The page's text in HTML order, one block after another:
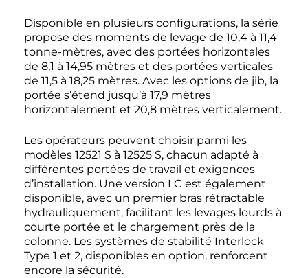
Disponible en plusieurs configurations, la série
propose des moments de levage de 10,4 à 11,4
tonne-mètres, avec des portées horizontales
de 8,1 à 14,95 mètres et des portées verticales
de 11,5 à 18,25 mètres. Avec les options de jib, la
portée s’étend jusqu’à 17,9 mètres
horizontalement et 20,8 mètres verticalement.
Les opérateurs peuvent choisir parmi les
modèles 12521 S à 12525 S, chacun adapté à
différentes portées de travail et exigences
d’installation. Une version LC est également
disponible, avec un premier bras rétractable
hydrauliquement, facilitant les levages lourds à
courte portée et le chargement près de la
colonne. Les systèmes de stabilité Interlock
Type 1 et 2, disponibles en option, renforcent
encore la sécurité.